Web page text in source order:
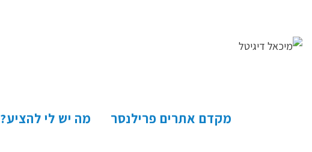
מקדם אתרים פרילנסר מה יש לי להציע?